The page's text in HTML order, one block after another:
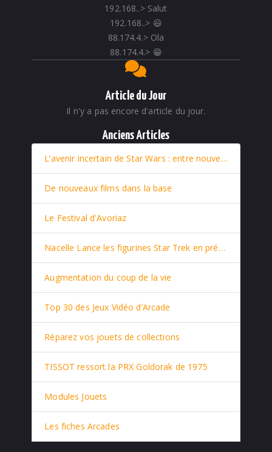
192.168..> Salut
192.168..> 😃
88.174.4.> Ola
88.174.4.> 😁
Article du Jour
Il n'y a pas encore d'article du jour.
Anciens Articles
L’avenir incertain de Star Wars : entre nouveaux films et retour stratégique de Rey
De nouveaux films dans la base
Le Festival d'Avoriaz
Nacelle Lance les figurines Star Trek en prévente
Augmentation du coup de la vie
Top 30 des Jeux Vidéo d’Arcade
Réparez vos jouets de collections
TISSOT ressort la PRX Goldorak de 1975
Modules Jouets
Les fiches Arcades